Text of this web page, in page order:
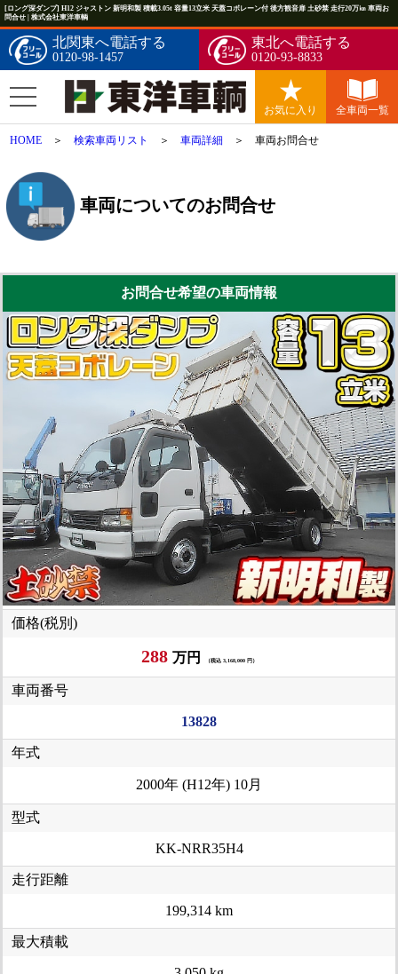
[ロング深ダンプ] H12 ジャストン 新明和製 積載3.05t 容量13立米 天蓋コボレーン付 後方観音扉 土砂禁 走行20万㎞ 車両お
問合せ | 株式会社東洋車輌
北関東へ電話する
0120-98-1457
東北へ電話する
0120-93-8833
お気に入り 全車両一覧
HOME ＞検索車両リスト ＞車両詳細 ＞ 車両お問合せ
車両についてのお問合せ
お問合せ希望の車両情報
価格(税別)
288 万円 （税込 3,168,000 円）
車両番号
13828
年式
2000年 (H12年) 10月
型式
KK-NRR35H4
走行距離
199,314 km
最大積載